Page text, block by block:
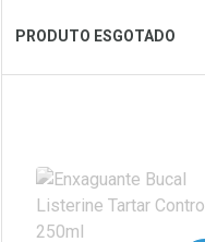
Ver Desconto Convênio
PRODUTO ESGOTADO
Laboratório
Por Menos